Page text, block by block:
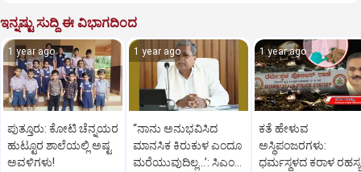
ಇನ್ನಷ್ಟು ಸುದ್ದಿ ಈ ವಿಭಾಗದಿಂದ
1 year ago
ಪುತ್ತೂರು: ಕೋಟಿ ಚೆನ್ನಯರ
ಹುಟ್ಟೂರ ಶಾಲೆಯಲ್ಲಿ ಅಷ್ಟ
ಅವಳಿಗಳು!
1 year ago
“ನಾನು ಅನುಭವಿಸಿದ
ಮಾನಸಿಕ ಕಿರುಕುಳ ಎಂದೂ
ಮರೆಯುವುದಿಲ್ಲ…’: ಸಿಎಂ
1 year ago
ಕತೆ ಹೇಳುವ
ಅಸ್ಥಿಪಂಜರಗಳು:
ಧರ್ಮಸ್ಥಳದ‌ ಕರಾಳ ರಹಸ್ಯ